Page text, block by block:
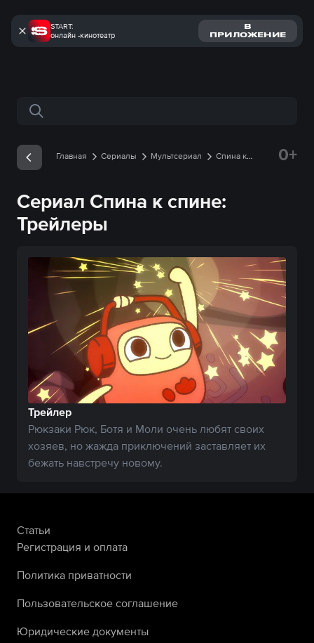
START:
онлайн -кинотеатр
В
ПРИЛОЖЕНИЕ
Поиск по сайту
Главная Сериалы Мультсериал
Спина к
0+
Сериал Спина к спине:
Трейлеры
Трейлер
Рюкзаки Рюк, Ботя и Моли очень любят своих
хозяев, но жажда приключений заставляет их
бежать навстречу новому.
Статьи
Регистрация и оплата
Политика приватности
Пользовательское соглашение
Юридические документы